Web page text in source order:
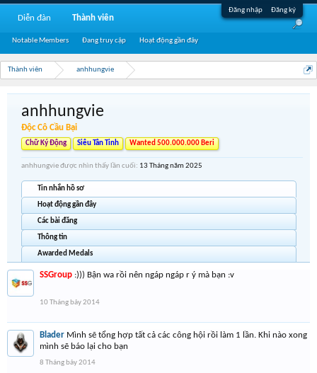
Đăng nhập Đăng ký
Thành viên anhhungvie
anhhungvie
Độc Cô Cầu Bại
Chữ Ký Động Siêu Tân Tinh Wanted 500.000.000 Beri
anhhungvie được nhìn thấy lần cuối: 13 Tháng năm 2025
Tin nhắn hồ sơ
Hoạt động gần đây
Các bài đăng
Thông tin
Awarded Medals
SSGroup :))) Bận wa rồi nên ngáp ngáp r ý mà bạn :v
10 Tháng bảy 2014
Blader Mình sẽ tổng hợp tất cả các công hội rồi làm 1 lần. Khi nào xong
mình sẽ báo lại cho bạn
8 Tháng bảy 2014
Diễn đàn Thành viên
Notable Members Đang truy cập Hoạt động gần đây